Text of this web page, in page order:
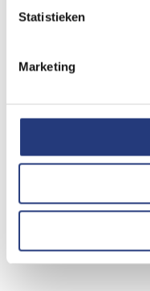
Statistieken
Marketing